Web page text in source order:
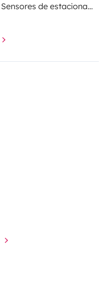
Sensores de estacionamento